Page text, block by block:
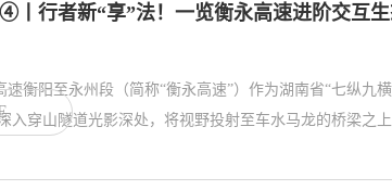
丨行者新“享”法！一览衡永高速进阶交互
速衡阳至永州段（简称“衡永高速”）作为湖南省“七纵
入穿山隧道光影深处，将视野投射至车水马龙的桥梁之